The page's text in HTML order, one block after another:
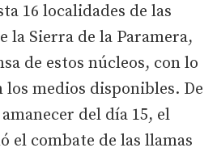
16 localidades de las
la Sierra de la Paramera,
de estos núcleos, con lo
los medios disponibles. De
del día 15, el
el combate de las llamas